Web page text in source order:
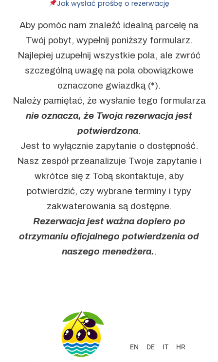
Jak wysłać prośbę o rezerwację
Aby pomóc nam znaleźć idealną parcelę na
Twój pobyt, wypełnij poniższy formularz.
Najlepiej uzupełnij wszystkie pola, ale zwróć
szczególną uwagę na pola obowiązkowe
oznaczone gwiazdką (*).
Należy pamiętać, że wysłanie tego formularza
nie oznacza, że Twoja rezerwacja jest
potwierdzona.
Jest to wyłącznie zapytanie o dostępność.
Nasz zespół przeanalizuje Twoje zapytanie i
wkrótce się z Tobą skontaktuje, aby
potwierdzić, czy wybrane terminy i typy
zakwaterowania są dostępne.
Rezerwacja jest ważna dopiero po
otrzymaniu oficjalnego potwierdzenia od
naszego menedżera..
EN DE IT HR